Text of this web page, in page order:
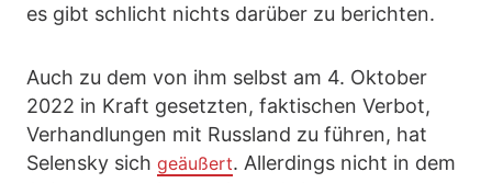
es gibt schlicht nichts darüber zu berichten.
Auch zu dem von ihm selbst am 4. Oktober
2022 in Kraft gesetzten, faktischen Verbot,
Verhandlungen mit Russland zu führen, hat
Selensky sich geäußert. Allerdings nicht in dem